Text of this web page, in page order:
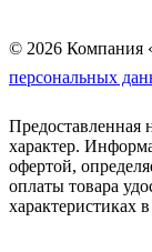
© 2026 Компания
персональных
Предоставленная
характер.
офертой,
оплаты товара
характеристиках